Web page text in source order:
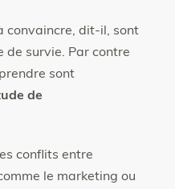
convaincre, dit-il, sont
de survie. Par contre
sont
de
conflits entre
le marketing ou